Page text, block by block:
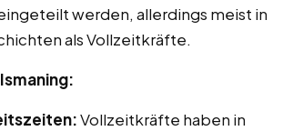
werden, allerdings meist in
als Vollzeitkräfte.
Vollzeitkräfte haben in